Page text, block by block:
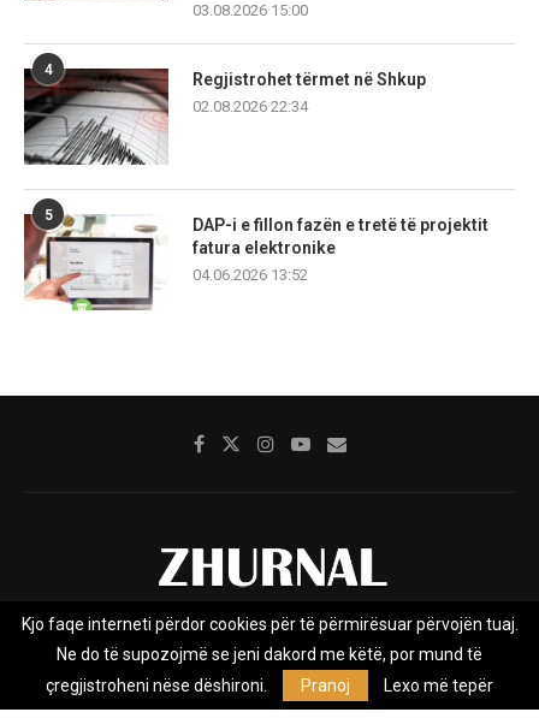
03.08.2026 15:00
4
Regjistrohet tërmet në Shkup
02.08.2026 22:34
5
DAP-i e fillon fazën e tretë të projektit
fatura elektronike
04.06.2026 13:52
Rreth nesh Impresumi Marketing
Privacy Policy
Zhurnal.mk është Agjenci e Lajmeve e pavarur, e themeluar në vitin
Kjo faqe interneti përdor cookies për të përmirësuar përvojën tuaj.
Ne do të supozojmë se jeni dakord me këtë, por mund të
çregjistroheni nëse dëshironi.
Pranoj Lexo më tepër